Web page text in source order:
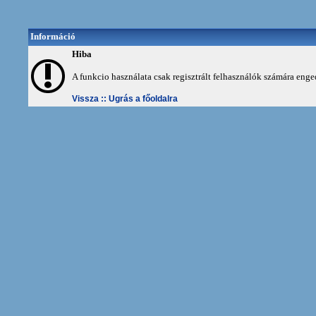
Információ
Hiba
A funkcio használata csak regisztrált felhasználók számára
Vissza :: Ugrás a főoldalra